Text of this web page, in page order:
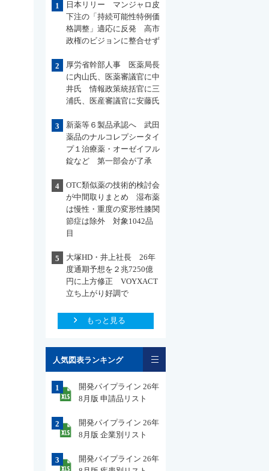
1
日本リリー マンジャロ皮
下注の「持続可能性特例価
格調整」適応に反発 高市
政権のビジョンに整合せず
2
厚労省幹部人事 医薬局長
に内山氏、医薬審議官に中
井氏 情報政策統括官に三
浦氏、医産審議官に安藤氏
3
新薬等６製品承認へ 武田
薬品のナルコレプシータイ
プ１治療薬・オーゼイフル
錠など 第一部会が了承
4
OTC類似薬の技術的検討会
が中間取りまとめ 湿布薬
は慢性・重度の変形性膝関
節症は除外 対象1042品
目
5
大塚HD・井上社長 26年
度通期予想を２兆7250億
円に上方修正 VOYXACT
立ち上がり好調で
もっと見る
人気図表ランキング
1
開発パイプライン 26年
8月版 申請品リスト
2
開発パイプライン 26年
8月版 企業別リスト
3
開発パイプライン 26年